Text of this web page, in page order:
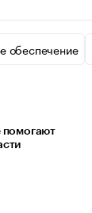
обеспечение
помогают